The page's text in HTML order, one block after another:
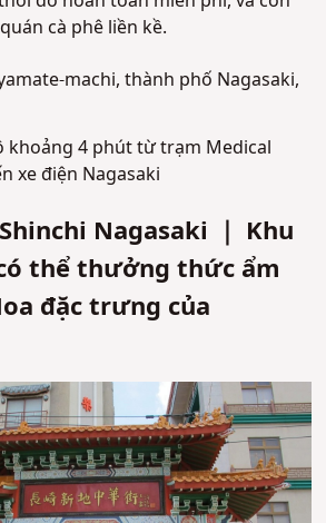
cà phê liền kề.
machi, thành phố Nagasaki,
khoảng 4 phút từ trạm Medical
xe điện Nagasaki
Nagasaki ｜ Khu
thể thưởng thức ẩm
đặc trưng của